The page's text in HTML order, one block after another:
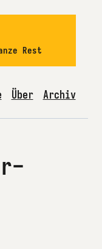
Rest
Über Archiv